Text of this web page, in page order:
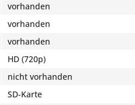
vorhanden
vorhanden
vorhanden
HD (720p)
nicht vorhanden
SD-Karte